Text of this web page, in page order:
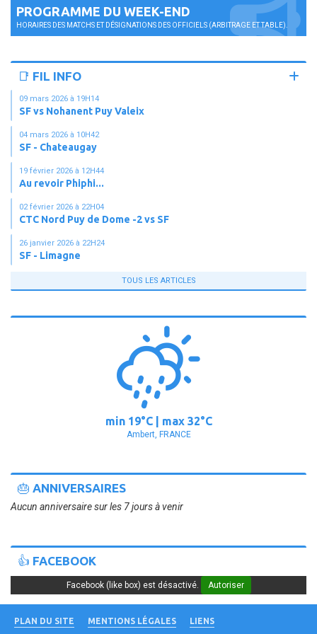
PROGRAMME DU WEEK-END
HORAIRES DES MATCHS ET DÉSIGNATIONS DES OFFICIELS (ARBITRAGE ET TABLE).
📑 FIL INFO
09 mars 2026 à 19H14
SF vs Nohanent Puy Valeix
04 mars 2026 à 10H42
SF - Chateaugay
19 février 2026 à 12H44
Au revoir Phiphi...
02 février 2026 à 22H04
CTC Nord Puy de Dome -2 vs SF
26 janvier 2026 à 22H24
SF - Limagne
TOUS LES ARTICLES
min 19°C | max 32°C
Ambert, FRANCE
🎂 ANNIVERSAIRES
Aucun anniversaire sur les 7 jours à venir
👍 FACEBOOK
Facebook (like box) est désactivé. Autoriser
PLAN DU SITE MENTIONS LÉGALES LIENS